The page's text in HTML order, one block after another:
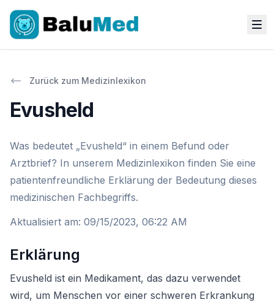
Zurück zum Medizinlexikon
Evusheld
Was bedeutet „Evusheld“ in einem Befund oder
Arztbrief? In unserem Medizinlexikon finden Sie eine
patientenfreundliche Erklärung der Bedeutung dieses
medizinischen Fachbegriffs.
Aktualisiert am: 09/15/2023, 06:22 AM
Erklärung
Evusheld ist ein Medikament, das dazu verwendet
wird, um Menschen vor einer schweren Erkrankung